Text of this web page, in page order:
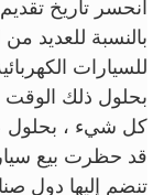
بالنسبة للعديد
للسيارات
بحلول ذلك الوقت
قد حظرت بيع
تنضم إليها دول